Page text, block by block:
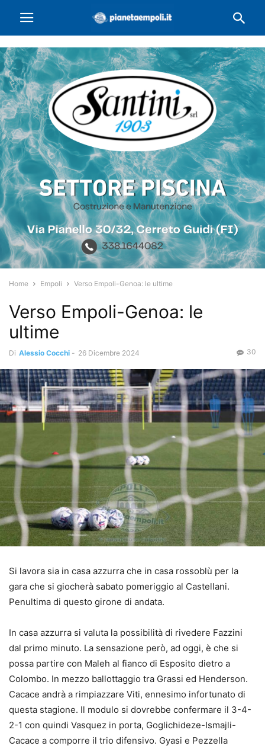
Home Empoli Verso Empoli-Genoa: le ultime
Verso Empoli-Genoa: le
ultime
Di Alessio Cocchi - 26 Dicembre 2024 30
Si lavora sia in casa azzurra che in casa rossoblù per la
gara che si giocherà sabato pomeriggio al Castellani.
Penultima di questo girone di andata.
In casa azzurra si valuta la possibilità di rivedere Fazzini
dal primo minuto. La sensazione però, ad oggi, è che si
possa partire con Maleh al fianco di Esposito dietro a
Colombo. In mezzo ballottaggio tra Grassi ed Henderson.
Cacace andrà a rimpiazzare Viti, ennesimo infortunato di
questa stagione. Il modulo si dovrebbe confermare il 3-4-
2-1 con quindi Vasquez in porta, Goglichideze-Ismajli-
Cacace a comporre il trio difensivo. Gyasi e Pezzella